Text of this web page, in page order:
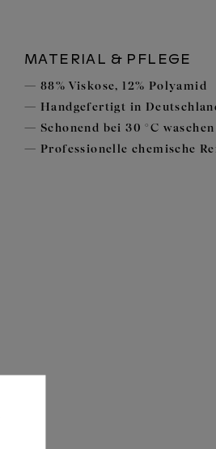
MATERIAL & PFLEGE
88% Viskose, 12% Polyamid
Handgefertigt in
Schonend bei 30 °C waschen
Professionelle chemische